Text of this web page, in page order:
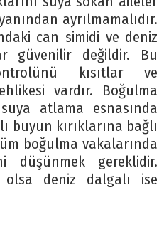
ayrılmamalıdır.
can simidi ve deniz
güvenilir değildir. Bu
kısıtlar ve
vardır. Boğulma
atlama esnasında
buyun kırıklarına bağlı
boğulma vakalarında
düşünmek gereklidir.
deniz dalgalı ise